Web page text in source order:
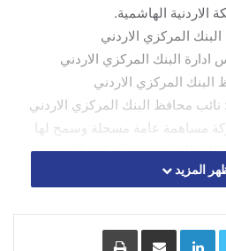
الاردنية الهاشمية.
المركزي الاردني
البنك المركزي الاردني
المركزي الاردني
محافظ البنك المركزي الاردني
مساهمة عامة مسجلة وسمح لها
المعمول به في المملكة.
التي رخص لها بتعاطي الاعمال
احكام الشريعة الاسلامية حسب عقد
يوافق عليها البنك المركزي.
المزيد
LinkedInمشاركة عبر البريد طباعة